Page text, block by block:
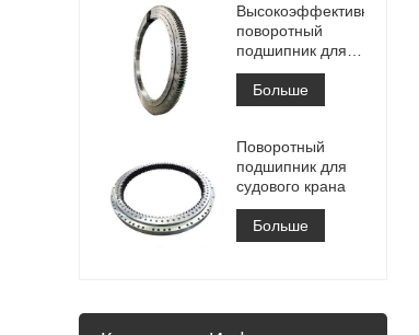
Высокоэффективный
поворотный
подшипник для
штабелеукладчика
Больше
Поворотный
подшипник для
судового крана
Больше